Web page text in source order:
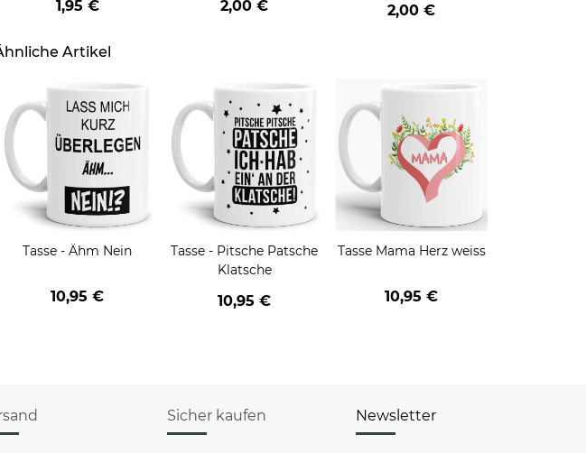
1,95 € 2,00 € 2,00 €
Artikel
Tasse - Ähm Nein
10,95 €
Tasse - Pitsche Patsche
Klatsche
10,95 €
Tasse Mama Herz weiss
10,95 €
Sicher kaufen Newsletter